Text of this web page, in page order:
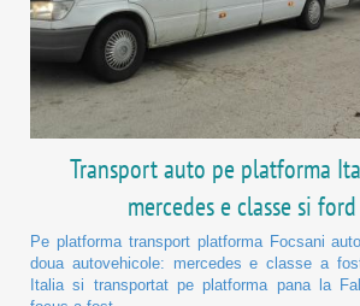
Transport auto pe platforma
mercedes e classe si
Pe platforma transport platforma Focsani
doua autovehicole: mercedes e classe a
Italia si transportat pe platforma pana la